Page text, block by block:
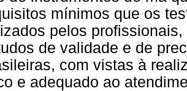
mínimos que os
pelos
de validade e de
com vistas à
e adequado ao